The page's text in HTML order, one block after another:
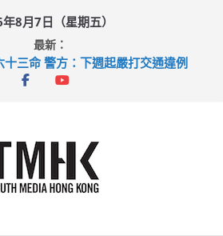
8月7日（星期五）
最新：
三命 警方：下週起嚴打交通違例
持 鄧炳強：爭取今屆任期內完成立法